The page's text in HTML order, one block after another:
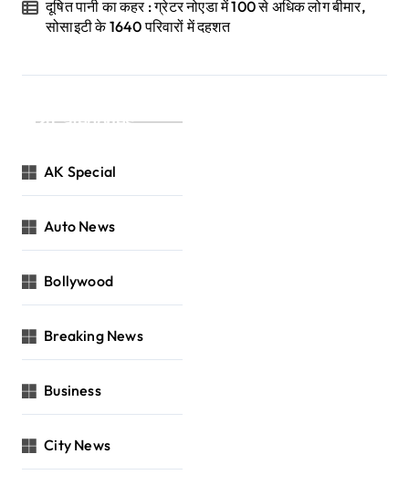
दूषित पानी का कहर : ग्रेटर नोएडा में 100 से अधिक लोग बीमार,
सोसाइटी के 1640 परिवारों में दहशत
Categories
AK Special
Auto News
Bollywood
Breaking News
Business
City News